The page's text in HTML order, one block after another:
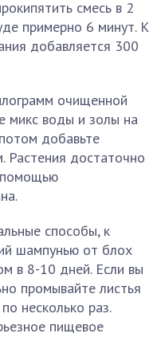
смесь в 2
примерно 6 минут. К
добавляется 300
очищенной
микс воды и золы на
добавьте
Растения достаточно
помощью
способы, к
шампунью от блох
в 8-10 дней. Если вы
промывайте листья
несколько раз.
пищевое